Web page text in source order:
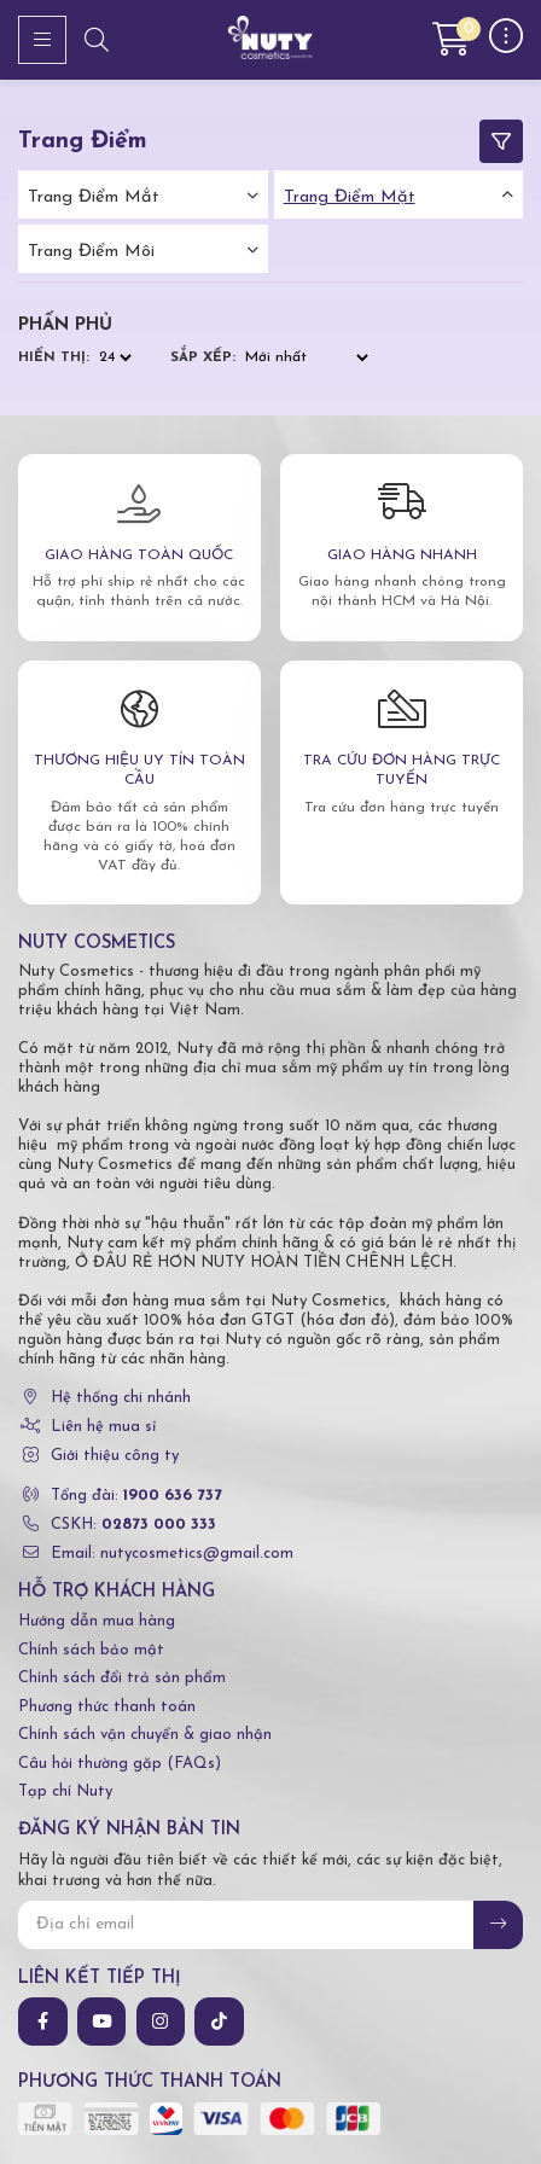
0
Trang Điểm
Trang Điểm Mắt Trang Điểm Mặt
Trang Điểm Môi
PHẤN PHỦ
HIỂN THỊ: SẮP XẾP:
GIAO HÀNG TOÀN QUỐC
Hỗ trợ phí ship rẻ nhất cho các
quận, tỉnh thành trên cả nước.
GIAO HÀNG NHANH
Giao hàng nhanh chóng trong
nội thành HCM và Hà Nội.
THƯƠNG HIỆU UY TÍN TOÀN
CẦU
Đảm bảo tất cả sản phẩm
được bán ra là 100% chính
hãng và có giấy tờ, hoá đơn
VAT đầy đủ.
TRA CỨU ĐƠN HÀNG TRỰC
TUYẾN
Tra cứu đơn hàng trực tuyến
NUTY COSMETICS
Nuty Cosmetics - thương hiệu đi đầu trong ngành phân phối mỹ
phẩm chính hãng, phục vụ cho nhu cầu mua sắm & làm đẹp của hàng
triệu khách hàng tại Việt Nam.
Có mặt từ năm 2012, Nuty đã mở rộng thị phần & nhanh chóng trở
thành một trong những địa chỉ mua sắm mỹ phẩm uy tín trong lòng
khách hàng
Với sự phát triển không ngừng trong suốt 10 năm qua, các thương
hiệu mỹ phẩm trong và ngoài nước đồng loạt ký hợp đồng chiến lược
cùng Nuty Cosmetics để mang đến những sản phẩm chất lượng, hiệu
quả và an toàn với người tiêu dùng.
Đồng thời nhờ sự "hậu thuẫn" rất lớn từ các tập đoàn mỹ phẩm lớn
mạnh, Nuty cam kết mỹ phẩm chính hãng & có giá bán lẻ rẻ nhất thị
trường, Ở ĐÂU RẺ HƠN NUTY HOÀN TIỀN CHÊNH LỆCH.
Đối với mỗi đơn hàng mua sắm tại Nuty Cosmetics, khách hàng có
thể yêu cầu xuất 100% hóa đơn GTGT (hóa đơn đỏ), đảm bảo 100%
nguồn hàng được bán ra tại Nuty có nguồn gốc rõ ràng, sản phẩm
chính hãng từ các nhãn hàng.
Hệ thống chi nhánh
Liên hệ mua sỉ
Giới thiệu công ty
Tổng đài: 1900 636 737
CSKH: 02873 000 333
Email: nutycosmetics@gmail.com
HỖ TRỢ KHÁCH HÀNG
Hướng dẫn mua hàng
Chính sách bảo mật
Chính sách đổi trả sản phẩm
Phương thức thanh toán
Chính sách vận chuyển & giao nhận
Câu hỏi thường gặp (FAQs)
Tạp chí Nuty
ĐĂNG KÝ NHẬN BẢN TIN
Hãy là người đầu tiên biết về các thiết kế mới, các sự kiện đặc biệt,
khai trương và hơn thế nữa.
LIÊN KẾT TIẾP THỊ
PHƯƠNG THỨC THANH TOÁN